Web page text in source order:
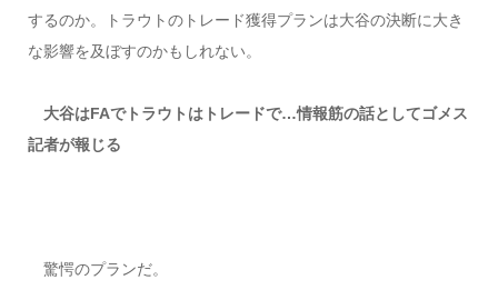
するのか。トラウトのトレード獲得プランは大谷の決断に大き
な影響を及ぼすのかもしれない。
大谷はFAでトラウトはトレードで…情報筋の話としてゴメス
記者が報じる
驚愕のプランだ。